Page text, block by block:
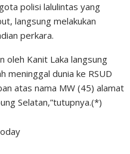
polisi lalulintas yang
langsung melakukan
perkara.
oleh Kanit Laka langsung
meninggal dunia ke RSUD
atas nama MW (45) alamat
Selatan,”tutupnya.(*)